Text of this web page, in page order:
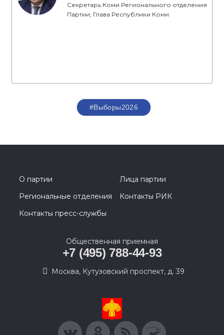
Секретарь Коми Регионального отделения
Партии, Глава Республики Коми
#Выборы2026
О партии
Лица партии
Региональные отделения
Контакты РИК
Контакты пресс-службы
Общественная приемная
+7 (495) 788-44-93
Москва, Кутузовский проспект, д. 39